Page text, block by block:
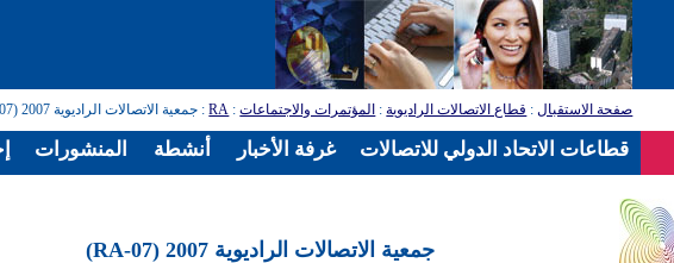
صفحة الاستقبال: قطاع الاتصالات الراديوية: المؤتمرات والاجتماعات:
RA: جمعية الاتصالات الراديوية 2007 (RA-07)
جمعية الاتصالات الراديوية 2007 (RA-07)
المنشورات أنشطة غرفة الأخبار قطاعات الاتحاد الدولي للاتصالات